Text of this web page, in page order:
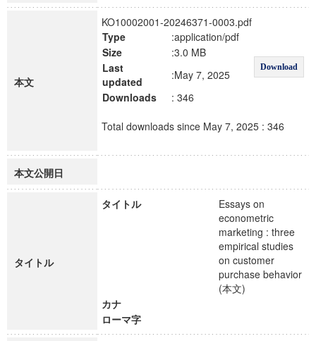
本文
KO10002001-20246371-0003.pdf
Type
:application/pdf
Download
Size
:3.0 MB
Last
updated
:May 7, 2025
Downloads
: 346
Total downloads since May 7, 2025 : 346
本文公開日
タイトル
タイトル
Essays on
econometric
marketing : three
empirical studies
on customer
purchase behavior
(本文)
カナ
ローマ字